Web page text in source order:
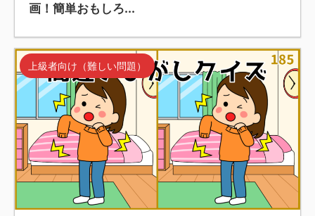
画！簡単おもしろ...
上級者向け（難しい問題）